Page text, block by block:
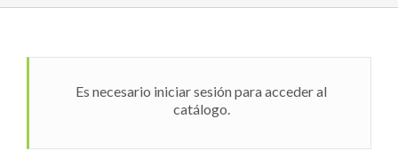
Es necesario iniciar sesión para acceder al
catálogo.